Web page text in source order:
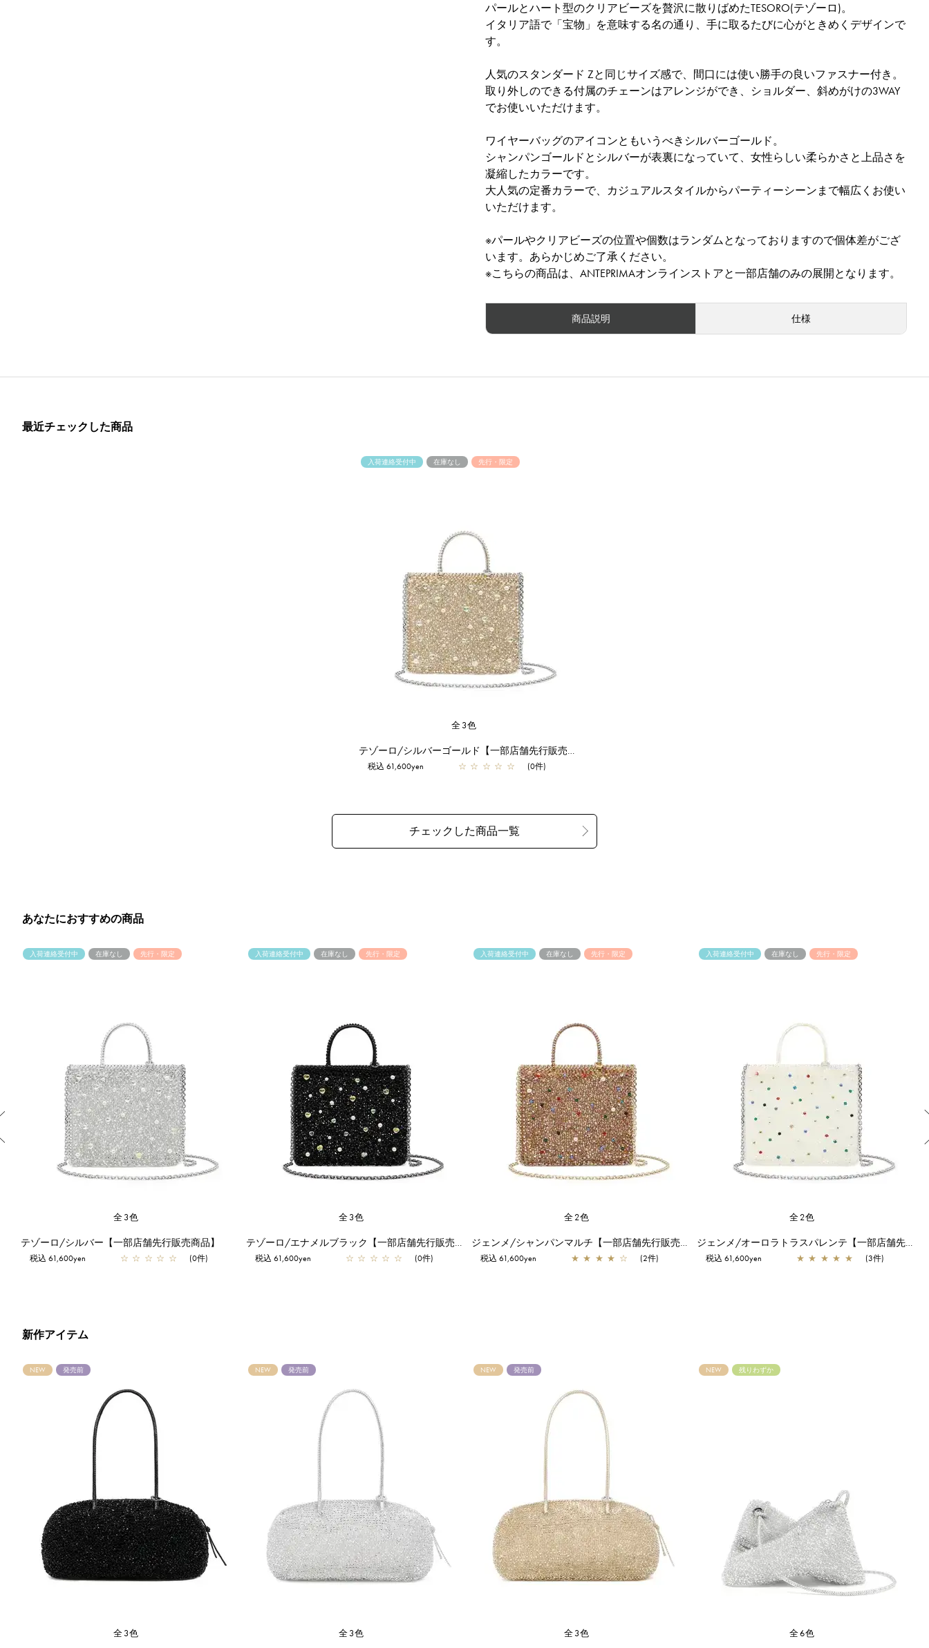
パールとハート型のクリアビーズを贅沢に散りばめたTESORO(テゾーロ)。
イタリア語で「宝物」を意味する名の通り、手に取るたびに心がときめくデザインで
す。
人気のスタンダード Zと同じサイズ感で、間口には使い勝手の良いファスナー付き。
取り外しのできる付属のチェーンはアレンジができ、ショルダー、斜めがけの3WAY
でお使いいただけます。
ワイヤーバッグのアイコンともいうべきシルバーゴールド。
シャンパンゴールドとシルバーが表裏になっていて、女性らしい柔らかさと上品さを
凝縮したカラーです。
大人気の定番カラーで、カジュアルスタイルからパーティーシーンまで幅広くお使い
いただけます。
※パールやクリアビーズの位置や個数はランダムとなっておりますので個体差がござ
います。あらかじめご了承ください。
※こちらの商品は、ANTEPRIMAオンラインストアと一部店舗のみの展開となります。
商品説明 仕様
最近チェックした商品
入荷連絡受付中 在庫なし 先行・限定
全3色
テゾーロ/シルバーゴールド【一部店舗先行販売商品】
税込 61,600yen ☆ ☆ ☆ ☆ ☆ (0件)
あなたにおすすめの商品
入荷連絡受付中 在庫なし 先行・限定
全3色
テゾーロ/シルバー【一部店舗先行販売商品】
税込 61,600yen ☆ ☆ ☆ ☆ ☆ (0件)
入荷連絡受付中 在庫なし 先行・限定
全3色
テゾーロ/エナメルブラック【一部店舗先行販売商品】
税込 61,600yen ☆ ☆ ☆ ☆ ☆ (0件)
入荷連絡受付中 在庫なし 先行・限定
全2色
ジェンメ/シャンパンマルチ【一部店舗先行販売商品】
税込 61,600yen ★ ★ ★ ★ ☆ (2件)
入荷連絡受付中 在庫なし 先行・限定
全2色
ジェンメ/オーロラトラスパレンテ【一部店舗先行販売商品】
税込 61,600yen ★ ★ ★ ★ ★ (3件)
新作アイテム
NEW 発売前
全3色
NEW 発売前
全3色
NEW 発売前
全3色
NEW 残りわずか
全6色